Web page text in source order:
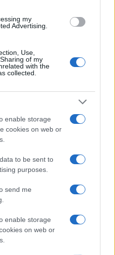
my
Advertising.
Use,
of my
with the
collected.
enable storage
cookies on web or
to be sent to
purposes.
send me
enable storage
on web or
Σε πλήρη λειτουργία όλα τα